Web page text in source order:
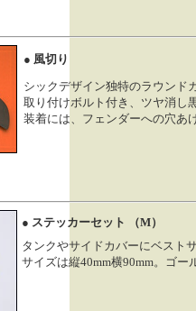
● 風切り
シックデザイン独特のラウンド
取り付けボルト付き、ツヤ消し
装着には、フェンダーへの穴あ
● ステッカーセット （M）
タンクやサイドカバーにベスト
サイズは縦40mm横90mm。ゴ